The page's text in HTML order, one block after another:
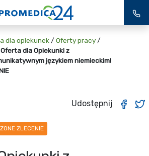
dla opiekunek / Oferty pracy /
Oferta dla Opiekunki z
językiem niemieckim!
Udostępnij
ZLECENIE